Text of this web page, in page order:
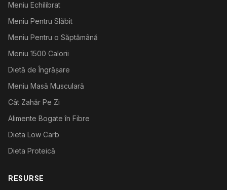
Meniu Echilibrat
Meniu Pentru Slăbit
Meniu Pentru o Săptămână
Meniu 1500 Calorii
Dietă de Îngrășare
Meniu Masă Musculară
Cât Zahăr Pe Zi
Alimente Bogate în Fibre
Dieta Low Carb
Dieta Proteică
RESURSE